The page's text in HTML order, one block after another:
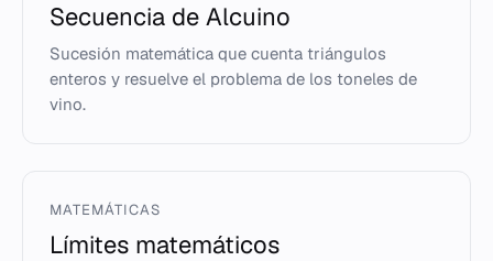
Secuencia de Alcuino
Sucesión matemática que cuenta triángulos
enteros y resuelve el problema de los toneles de
vino.
MATEMÁTICAS
Límites matemáticos